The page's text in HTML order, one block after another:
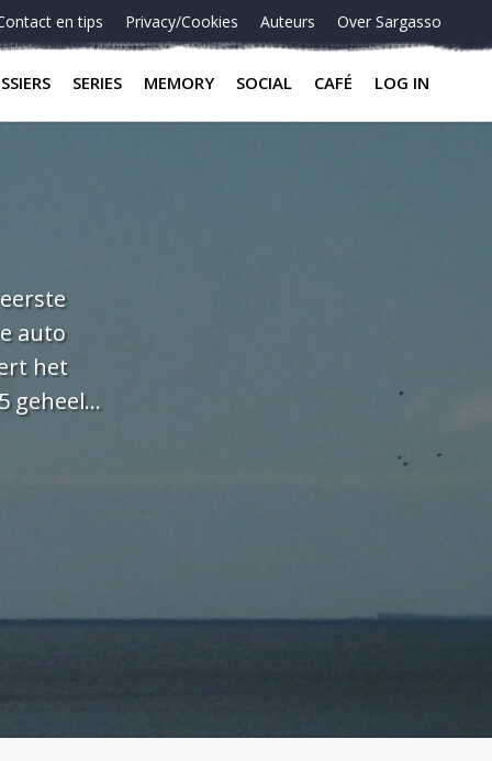
en tips Privacy/Cookies Auteurs Over Sargasso
SERIES MEMORY SOCIAL CAFÉ LOG IN
auto
het
geheel
En
van
de
met de
te
en